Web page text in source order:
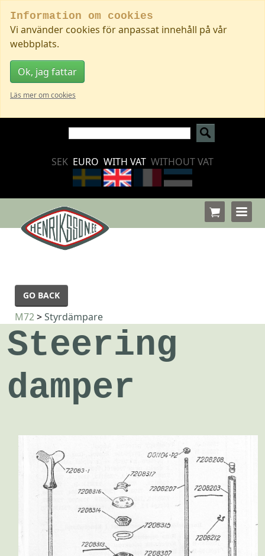
Information om cookies
Vi använder cookies för anpassat innehåll på vår
webbplats.
Ok, jag fattar
Läs mer om cookies
SEK EURO WITH VAT WITHOUT VAT
GO BACK
M72>Styrdämpare
Steering
damper